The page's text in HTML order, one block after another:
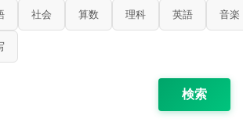
社会 算数 理科 英語 音楽
検索
図画工作 書写